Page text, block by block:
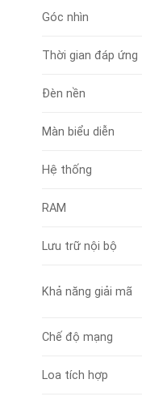
Góc nhìn
Thời gian đáp ứng
Đèn nền
Màn biểu diễn
Hệ thống
RAM
Lưu trữ nội bộ
Khả năng giải mã
Chế độ mạng
Loa tích hợp